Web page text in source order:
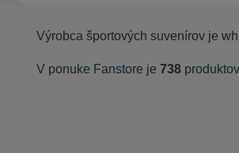
Výrobca športových suvenírov je
V ponuke Fanstore je 738 produktov